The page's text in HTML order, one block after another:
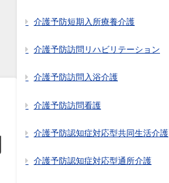
介護予防短期入所療養介護
介護予防訪問リハビリテーション
介護予防訪問入浴介護
介護予防訪問看護
介護予防認知症対応型共同生活介護
介護予防認知症対応型通所介護